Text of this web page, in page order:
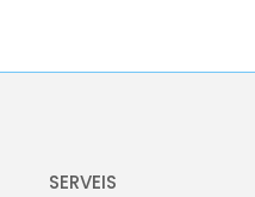
SERVEIS